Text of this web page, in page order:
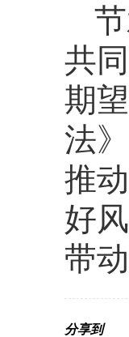
共
期
法
推
好
带
分享到